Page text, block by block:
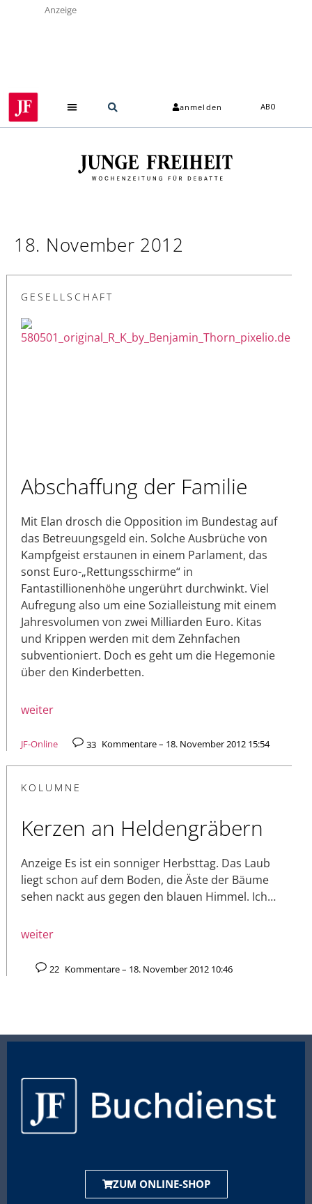
Anzeige
anmelden ABO
18. November 2012
GESELLSCHAFT
Abschaffung der Familie
Mit Elan drosch die Opposition im Bundestag auf
das Betreuungsgeld ein. Solche Ausbrüche von
Kampfgeist erstaunen in einem Parlament, das
sonst Euro-„Rettungsschirme“ in
Fantastillionenhöhe ungerührt durchwinkt. Viel
Aufregung also um eine Sozialleistung mit einem
Jahresvolumen von zwei Milliarden Euro. Kitas
und Krippen werden mit dem Zehnfachen
subventioniert. Doch es geht um die Hegemonie
über den Kinderbetten.
weiter
JF-Online 33 Kommentare – 18. November 2012 15:54
KOLUMNE
Kerzen an Heldengräbern
Anzeige Es ist ein sonniger Herbsttag. Das Laub
liegt schon auf dem Boden, die Äste der Bäume
sehen nackt aus gegen den blauen Himmel. Ich…
weiter
22 Kommentare – 18. November 2012 10:46
ZUM ONLINE-SHOP